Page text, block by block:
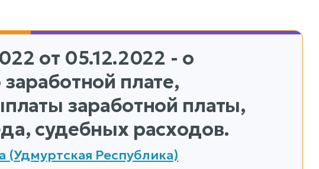
от 05.12.2022 - о
плате,
заработной платы,
судебных расходов.
Республика)